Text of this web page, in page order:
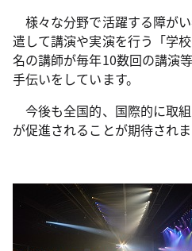
様々な分野で活躍する障が
遣して講演や実演を行う「学
名の講師が毎年10数回の講演
手伝いをしています。
今後も全国的、国際的に取
が促進されることが期待されま